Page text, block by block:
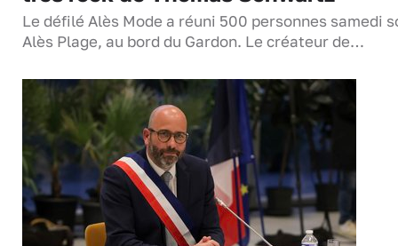
Le défilé Alès Mode a réuni 500 personnes samedi
Alès Plage, au bord du Gardon. Le créateur de…